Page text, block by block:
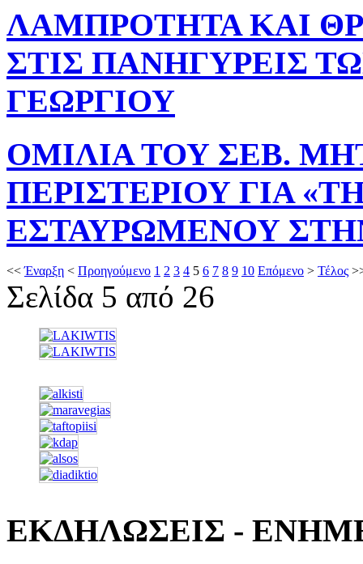
ΛΑΜΠΡΟΤΗΤΑ ΚΑΙ
ΣΤΙΣ ΠΑΝΗΓΥΡΕΙΣ
ΓΕΩΡΓΙΟΥ
ΟΜΙΛΙΑ ΤΟΥ ΣΕΒ.
ΠΕΡΙΣΤΕΡΙΟΥ ΓΙΑ
ΕΣΤΑΥΡΩΜΕΝΟΥ
<<Έναρξη < Προηγούμενο 1 2 3 4 5 6 7 8 9 10 Επόμενο > Τέλος
Σελίδα 5 από 26
ΕΚΔΗΛΩΣΕΙΣ -